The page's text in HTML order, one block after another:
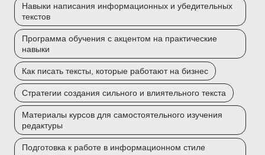
Навыки написания информационных и убедительных
текстов
Программа обучения с акцентом на практические
навыки
Как писать тексты, которые работают на бизнес
Стратегии создания сильного и влиятельного текста
Материалы курсов для самостоятельного изучения
редактуры
Подготовка к работе в информационном стиле